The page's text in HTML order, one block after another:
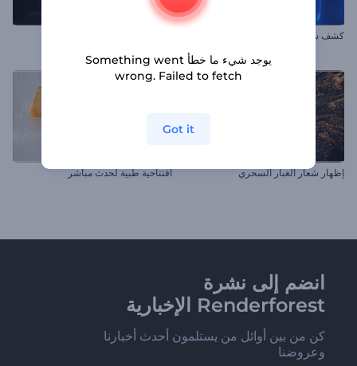
كشف شعار رقمي
إظهار شعار الغبار السحري افتتاحية طبية لحدث مباشر
انضم إلى نشرة
Renderforest الإخبارية
كن من بين أوائل من يستلمون أحدث أخبارنا
وعروضنا
يوجد شيء ما خطأ Something went
wrong. Failed to fetch
Got it